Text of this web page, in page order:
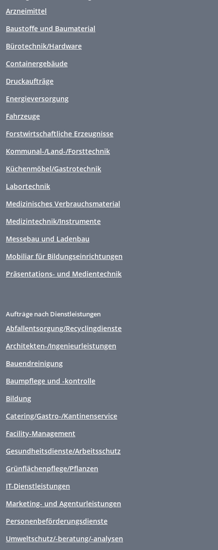
Arzneimittel
Baustoffe und Baumaterial
Bürotechnik/Hardware
Containergebäude
Druckaufträge
Energieversorgung
Fahrzeuge
Forstwirtschaftliche Erzeugnisse
Kommunal-/Land-/Forsttechnik
Küchenmöbel/Gastrotechnik
Labortechnik
Medizinisches Verbrauchsmaterial
Medizintechnik/Instrumente
Messebau und Ladenbau
Mobiliar für Bildungseinrichtungen
Präsentations- und Medientechnik
Aufträge nach Dienstleistungen
Abfallentsorgung/Recyclingdienste
Architekten-/Ingenieurleistungen
Bauendreinigung
Baumpflege und -kontrolle
Bildung
Catering/Gastro-/Kantinenservice
Facility-Management
Gesundheitsdienste/Arbeitsschutz
Grünflächenpflege/Pflanzen
IT-Dienstleistungen
Marketing- und Agenturleistungen
Personenbeförderungsdienste
Umweltschutz/-beratung/-analysen